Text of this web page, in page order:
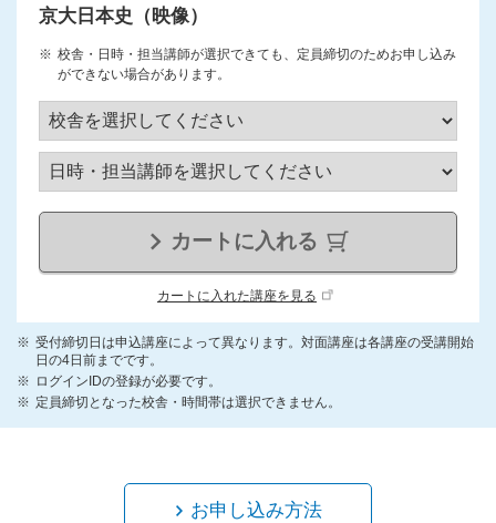
京大日本史（映像）
校舎・日時・担当講師が選択できても、定員締切のためお申し込み
ができない場合があります。
カートに入れる
カートに入れた講座を見る
受付締切日は申込講座によって異なります。対面講座は各講座の受講開始
日の4日前までです。
ログインIDの登録が必要です。
定員締切となった校舎・時間帯は選択できません。
お申し込み方法